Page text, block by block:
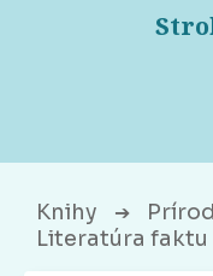
Knihy ➔
Literatúra